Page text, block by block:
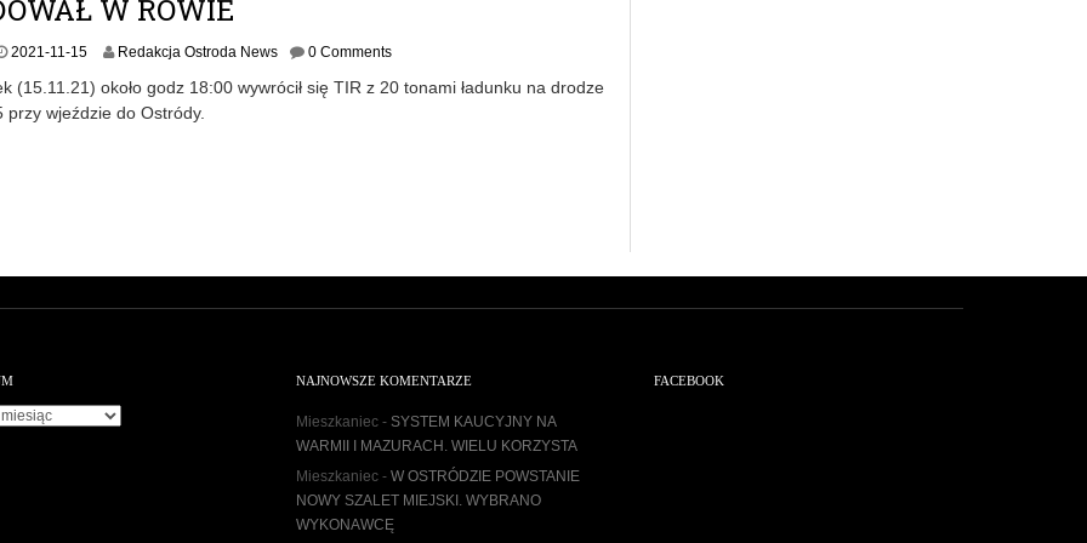
W ROWIE
2021-11-152
2
1
Redakcja Ostroda News 0 Comments
(15.11.21) około godz 18:00 wywrócił się TIR z 20 tonami ładunku na drodze
przy wjeździe do Ostródy.
NAJNOWSZE KOMENTARZE
Mieszkaniec - SYSTEM KAUCYJNY NA
WARMII I MAZURACH. WIELU KORZYSTA
Mieszkaniec - W OSTRÓDZIE POWSTANIE
NOWY SZALET MIEJSKI. WYBRANO
WYKONAWCĘ
FACEBOOK